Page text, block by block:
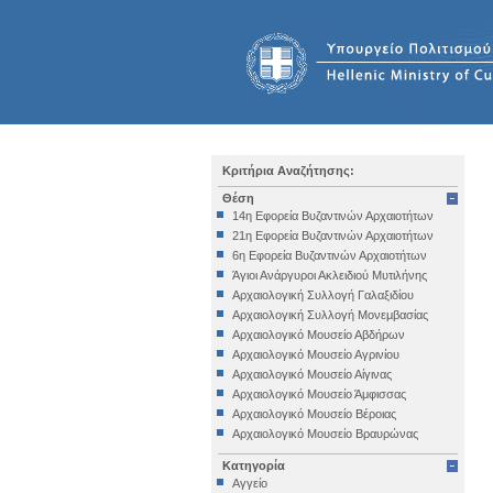
Κριτήρια Αναζήτησης:
Θέση
14η Εφορεία Βυζαντινών Αρχαιοτήτων
21η Εφορεία Βυζαντινών Αρχαιοτήτων
6η Εφορεία Βυζαντινών Αρχαιοτήτων
Άγιοι Ανάργυροι Ακλειδιού Μυτιλήνης
Αρχαιολογική Συλλογή Γαλαξιδίου
Αρχαιολογική Συλλογή Μονεμβασίας
Αρχαιολογικό Μουσείο Αβδήρων
Αρχαιολογικό Μουσείο Αγρινίου
Αρχαιολογικό Μουσείο Αίγινας
Αρχαιολογικό Μουσείο Άμφισσας
Αρχαιολογικό Μουσείο Βέροιας
Αρχαιολογικό Μουσείο Βραυρώνας
Αρχαιολογικό Μουσείο Δελφών
Αρχαιολογικό Μουσείο Ηγουμενίτσας
Κατηγορία
Αγγείο